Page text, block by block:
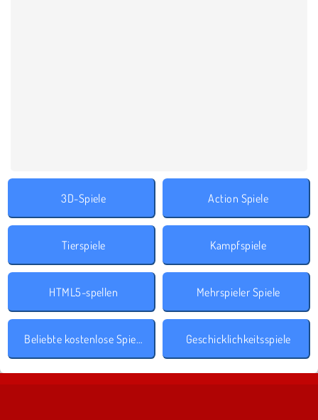
3D-Spiele Action Spiele
Tierspiele Kampfspiele
HTML5-spellen Mehrspieler Spiele
Beliebte kostenlose Spiele Geschicklichkeitsspiele